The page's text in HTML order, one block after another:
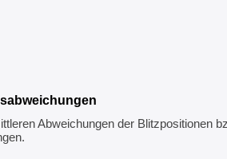
Abweichungen der Blitzpositionen